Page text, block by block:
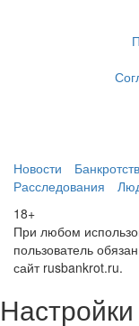
Новости
Расследования
18+
При любом
пользователь
сайт rusbankrot.ru.